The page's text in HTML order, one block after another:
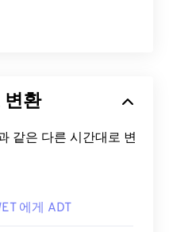
변환
같은 다른 시간대로 변
에게 ADT